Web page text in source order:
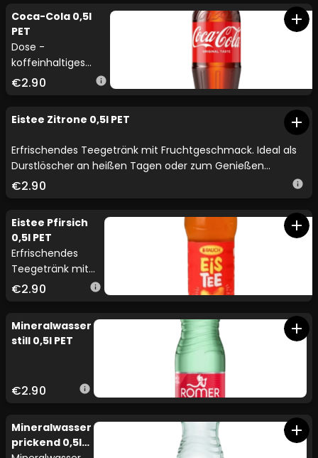
Coca-Cola 0,5l
PET
Dose -
koffeinhaltiges
Erfrischungsgetränk
als Durstlöscher
€2.90 info
add
Eistee Zitrone 0,5l PET
Erfrischendes Teegetränk mit Fruchtgeschmack. Ideal als
Durstlöscher an heißen Tagen oder zum Genießen
zwischendurch.
€2.90 info
add
Eistee Pfirsich
0,5l PET
Erfrischendes
Teegetränk mit
Fruchtgeschmack.
heißen Tagen
oder zum
€2.90 info
add
Mineralwasser
still 0,5l PET
€2.90 info
add
Mineralwasser
prickend 0,5l
add